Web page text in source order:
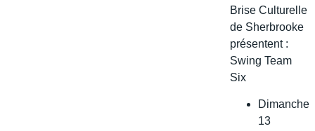
Brise Culturelle
de Sherbrooke
présentent :
Swing Team
Six
Dimanche
13